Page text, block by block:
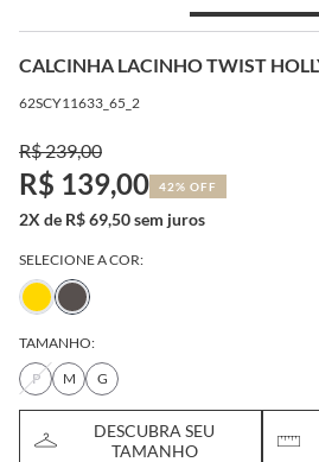
CALCINHA LACINHO TWIST
62SCY11633_65_2
R$ 239,00
R$ 139,00 42% OFF
2X de R$ 69,50 sem juros
SELECIONE A COR:
TAMANHO:
P
M G
DESCUBRA SEU
TAMANHO